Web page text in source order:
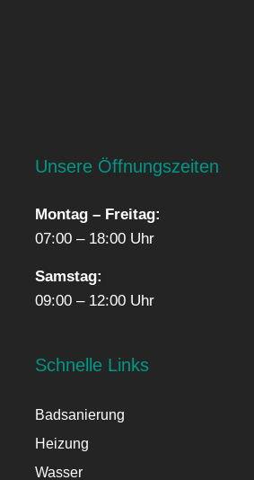
Unsere Öffnungszeiten
Montag – Freitag:
07:00 – 18:00 Uhr
Samstag:
09:00 – 12:00 Uhr
Schnelle Links
Badsanierung
Heizung
Wasser